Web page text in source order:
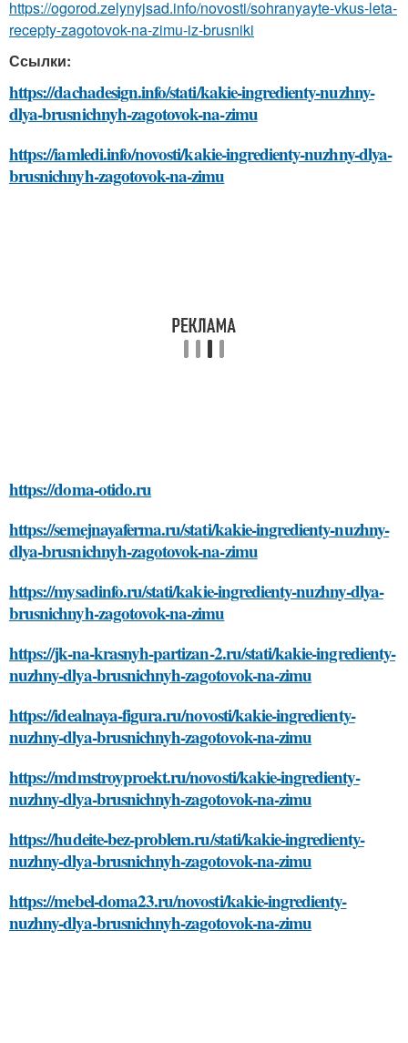
https://ogorod.zelynyjsad.info/novosti/sohranyayte-vkus-leta-
recepty-zagotovok-na-zimu-iz-brusniki
Ссылки:
https://dachadesign.info/stati/kakie-ingredienty-nuzhny-
dlya-brusnichnyh-zagotovok-na-zimu
https://iamledi.info/novosti/kakie-ingredienty-nuzhny-dlya-
brusnichnyh-zagotovok-na-zimu
https://doma-otido.ru
https://semejnayaferma.ru/stati/kakie-ingredienty-nuzhny-
dlya-brusnichnyh-zagotovok-na-zimu
https://mysadinfo.ru/stati/kakie-ingredienty-nuzhny-dlya-
brusnichnyh-zagotovok-na-zimu
https://jk-na-krasnyh-partizan-2.ru/stati/kakie-ingredienty-
nuzhny-dlya-brusnichnyh-zagotovok-na-zimu
https://idealnaya-figura.ru/novosti/kakie-ingredienty-
nuzhny-dlya-brusnichnyh-zagotovok-na-zimu
https://mdmstroyproekt.ru/novosti/kakie-ingredienty-
nuzhny-dlya-brusnichnyh-zagotovok-na-zimu
https://hudeite-bez-problem.ru/stati/kakie-ingredienty-
nuzhny-dlya-brusnichnyh-zagotovok-na-zimu
https://mebel-doma23.ru/novosti/kakie-ingredienty-
nuzhny-dlya-brusnichnyh-zagotovok-na-zimu